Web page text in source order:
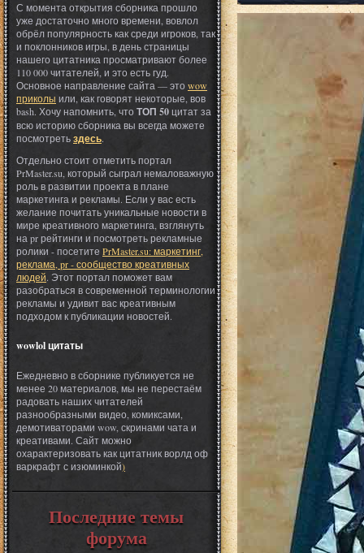
С момента открытия сборника прошло
уже достаточно много времени, вовлол
обрёл популярность как среди игроков, так
и поклонников игры, в день страницы
нашего цитатника просматривают более
110 000 читателей, и это есть гуд.
Основное направление сайта — этоwow
приколы или, как говорят некоторые, вов
bash. Хочу напомнить, что ТОП 50цитат за
всю историю сборника вы всегда можете
посмотретьздесь.
Отдельно стоит отметить портал
PrMaster.su, который сыграл немаловажную
роль в развитии проекта в плане
маркетинга и рекламы. Если у вас есть
желание почитать уникальные новости в
мире креативного маркетинга, взглянуть
на pr рейтинги и посмотреть рекламные
ролики - посетите PrMaster.su: маркетинг,
реклама, pr - сообщество креативных
людей. Этот портал поможет вам
разобраться в современной терминологии
рекламы и удивит вас креативным
подходом к публикации новостей.
wowlol цитаты
Ежедневно в сборнике публикуется не
менее 20 материалов, мы не перестаём
радовать наших читателей
разнообразными видео, комиксами,
демотиваторами wow, скринами чата и
креативами. Сайт можно
охарактеризовать как цитатник ворлд оф
варкрафт с изюминкой)
Последние темы
форума